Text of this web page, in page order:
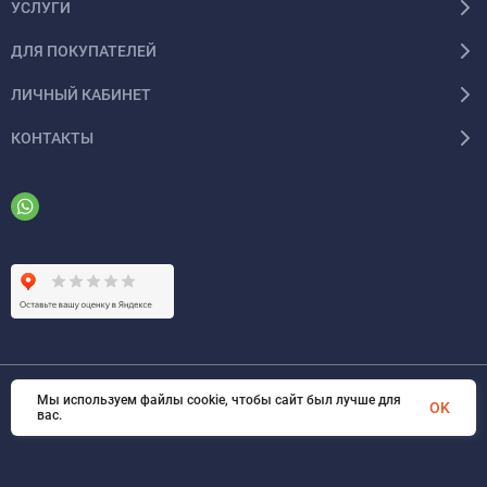
УСЛУГИ
ДЛЯ ПОКУПАТЕЛЕЙ
ЛИЧНЫЙ КАБИНЕТ
КОНТАКТЫ
© 2026 ООО «ФАЗИНЖИНИРИНГ». Все права защищены
Мы используем файлы cookie, чтобы сайт был лучше для
вас.
OK